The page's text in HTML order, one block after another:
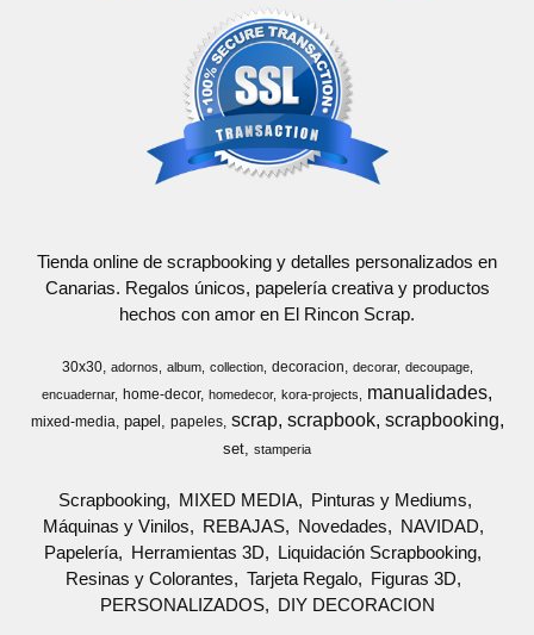
Tienda online de scrapbooking y detalles personalizados en
Canarias. Regalos únicos, papelería creativa y productos
hechos con amor en El Rincon Scrap.
30x30 adornos album collection decoracion decorar
decoupage
encuadernar home-decor homedecor kora-projects manualidades
mixed-media papel papeles scrap scrapbook scrapbooking
set stamperia
Scrapbooking MIXED MEDIA
Pinturas y Mediums
Máquinas y Vinilos
REBAJAS Novedades
NAVIDAD
Papelería
Herramientas 3D
Liquidación Scrapbooking
Resinas y Colorantes
Tarjeta Regalo
Figuras 3D
PERSONALIZADOS
DIY DECORACION